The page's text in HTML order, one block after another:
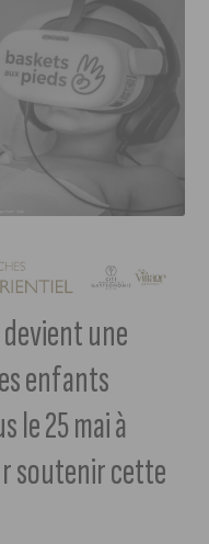
une
enfants
le 25 mai à
soutenir cette